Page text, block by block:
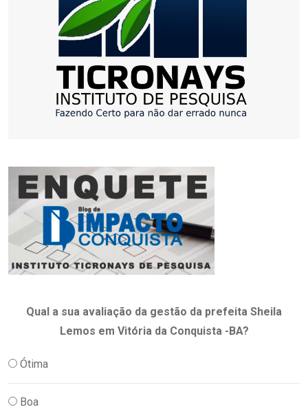
Qual a sua avaliação da gestão da prefeita Sheila
Lemos em Vitória da Conquista -BA?
Ótima
Boa